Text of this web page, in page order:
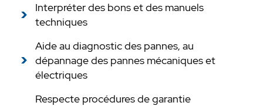
Interpréter des bons et des manuels
techniques
Aide au diagnostic des pannes, au
dépannage des pannes mécaniques et
électriques
Respecte procédures de garantie